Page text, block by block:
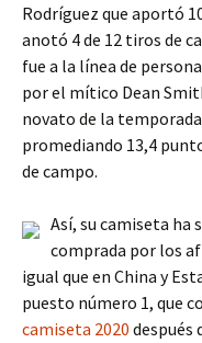
Rodríguez que aportó
anotó 4 de 12 tiros de
fue a la línea de
por el mítico Dean
novato de la
promediando 13,4
de campo.
Así, su camiseta ha
comprada por los
igual que en China y
puesto número 1, que
camiseta 2020 después